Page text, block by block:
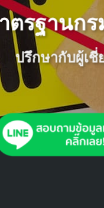
ตรฐานก
ปรึกษากับผู้เ